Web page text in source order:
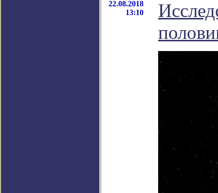
22.08.2018
13:10